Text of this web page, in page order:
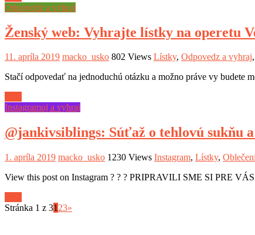
Odpovedz a vyhraj
Ženský web: Vyhrajte lístky na operetu
11. apríla 2019 macko_usko 802 Views Lístky, Odpovedz a vyhraj,
Stačí odpovedať na jednoduchú otázku a možno práve vy budete
Instagramuj a vyhraj
@jankivsiblings: Súťaž o tehlovú sukňu
1. apríla 2019 macko_usko 1230 Views Instagram, Lístky,
View this post on Instagram ? ? ? PRIPRAVILI SME SI PRE
Stránka 1 z 31 23»